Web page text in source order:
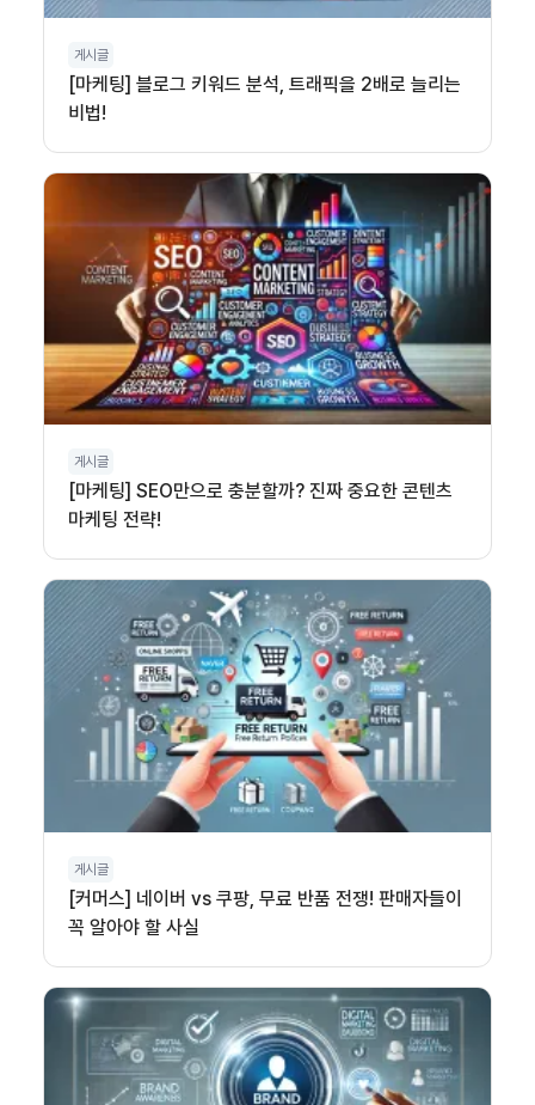
게시글
[마케팅] 블로그 키워드 분석, 트래픽을 2배로 늘리는
비법!
게시글
[마케팅] SEO만으로 충분할까? 진짜 중요한 콘텐츠
마케팅 전략!
게시글
[커머스] 네이버 vs 쿠팡, 무료 반품 전쟁! 판매자들이
꼭 알아야 할 사실